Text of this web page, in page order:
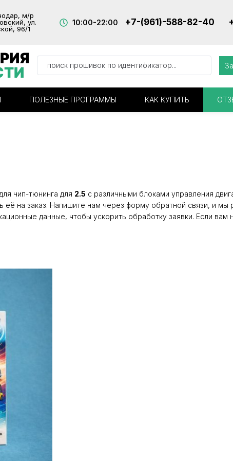
м/р
ул.
96/1
10:00-22:00 +7-(961)-588-82-40
ПОЛЕЗНЫЕ ПРОГРАММЫ КАК КУПИТЬ
чип-тюнинга для 2.5 с различными блоками управления
на заказ. Напишите нам через форму обратной связи, и мы
данные, чтобы ускорить обработку заявки. Если